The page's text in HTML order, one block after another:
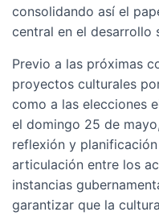
consolidando así el
central en el desarrollo
Previo a las próximas
proyectos culturales
como a las elecciones
el domingo 25 de
reflexión y
articulación entre los
instancias
garantizar que la